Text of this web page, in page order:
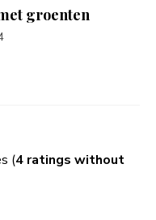
groenten
(4 ratings without